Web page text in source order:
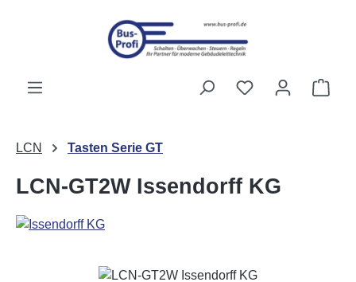
Przejdź do głównej zawartości
Masz 0
LCN Tasten Serie GT
LCN-GT2W Issendorff KG
Pomiń galerię zdjęć